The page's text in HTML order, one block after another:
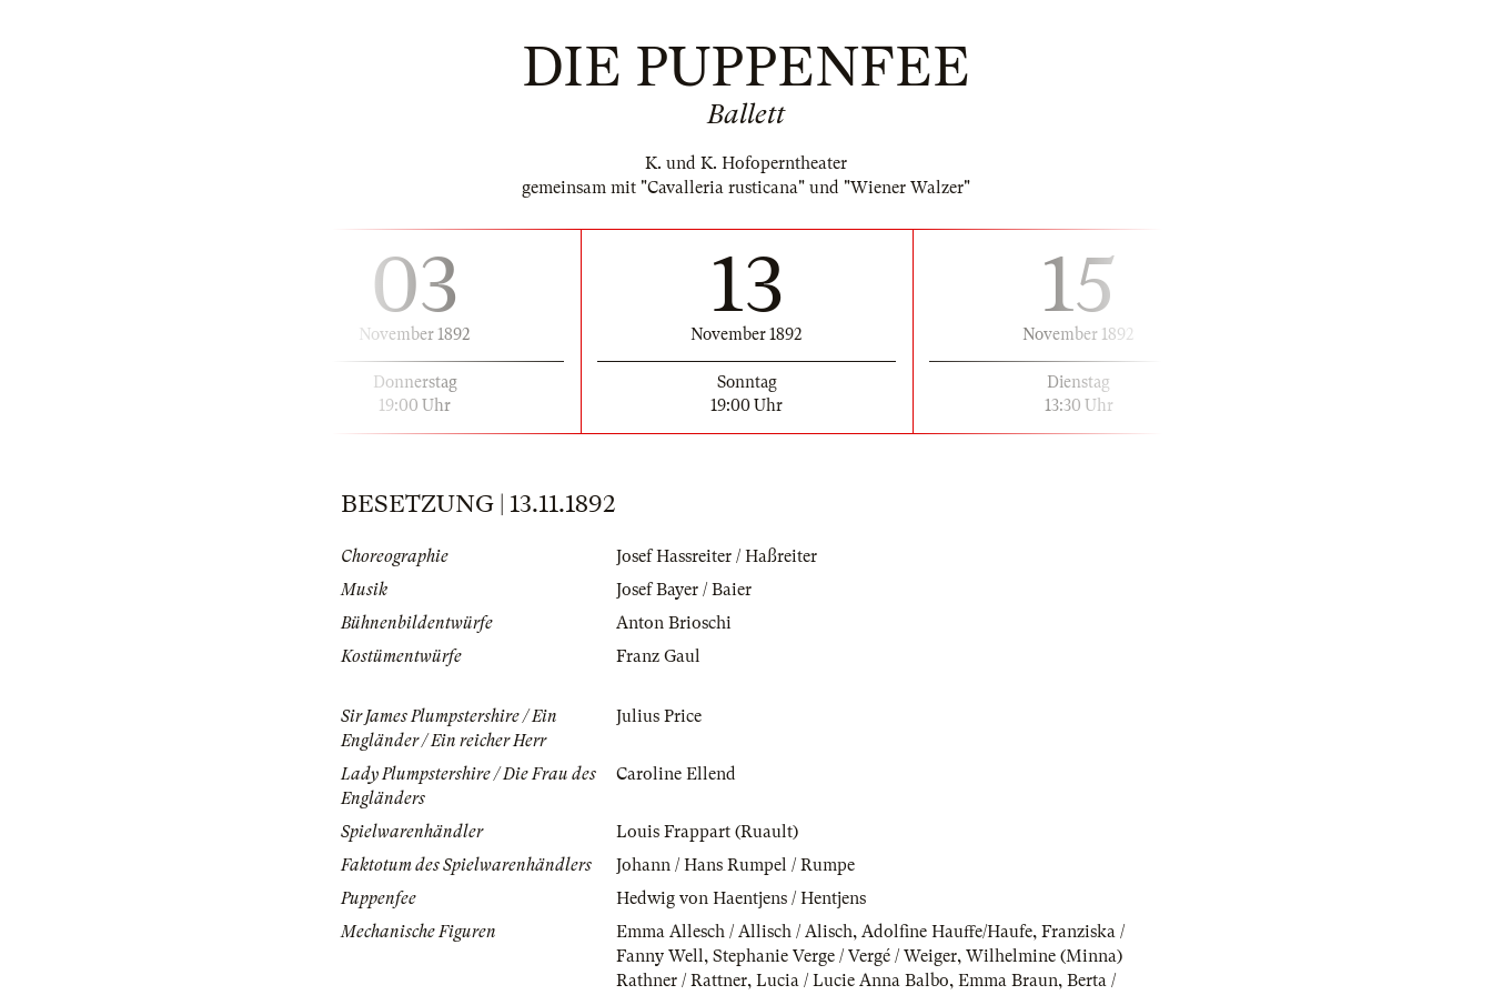
DIE PUPPENFEE
Ballett
K. und K. Hofoperntheater
gemeinsam mit "Cavalleria rusticana" und "Wiener Walzer"
03
November 1892
Donnerstag
19:00 Uhr
13
November 1892
Sonntag
19:00 Uhr
15
November 1892
Dienstag
13:30 Uhr
BESETZUNG | 13.11.1892
Choreographie
Josef Hassreiter / Haßreiter
Musik
Josef Bayer / Baier
Bühnenbildentwürfe
Anton Brioschi
Kostümentwürfe
Franz Gaul
Sir James Plumpstershire / Ein
Engländer / Ein reicher Herr
Julius Price
Lady Plumpstershire / Die Frau des
Engländers
Caroline Ellend
Spielwarenhändler
Louis Frappart (Ruault)
Faktotum des Spielwarenhändlers
Johann / Hans Rumpel / Rumpe
Puppenfee
Hedwig von Haentjens / Hentjens
Mechanische Figuren
Emma Allesch / Allisch / Alisch, Adolfine Hauffe/Haufe, Franziska /
Fanny Well, Stephanie Verge / Vergé / Weiger, Wilhelmine (Minna)
Rathner / Rattner, Lucia / Lucie Anna Balbo, Emma Braun, Berta /